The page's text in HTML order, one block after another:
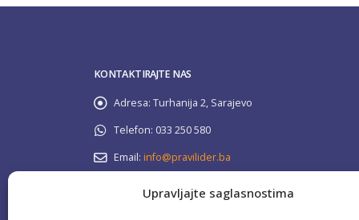
Upravljajte saglasnostima
KONTAKTIRAJTE NAS
Adresa: Turhanija 2, Sarajevo
Telefon: 033 250 580
Email: info@pravilider.ba